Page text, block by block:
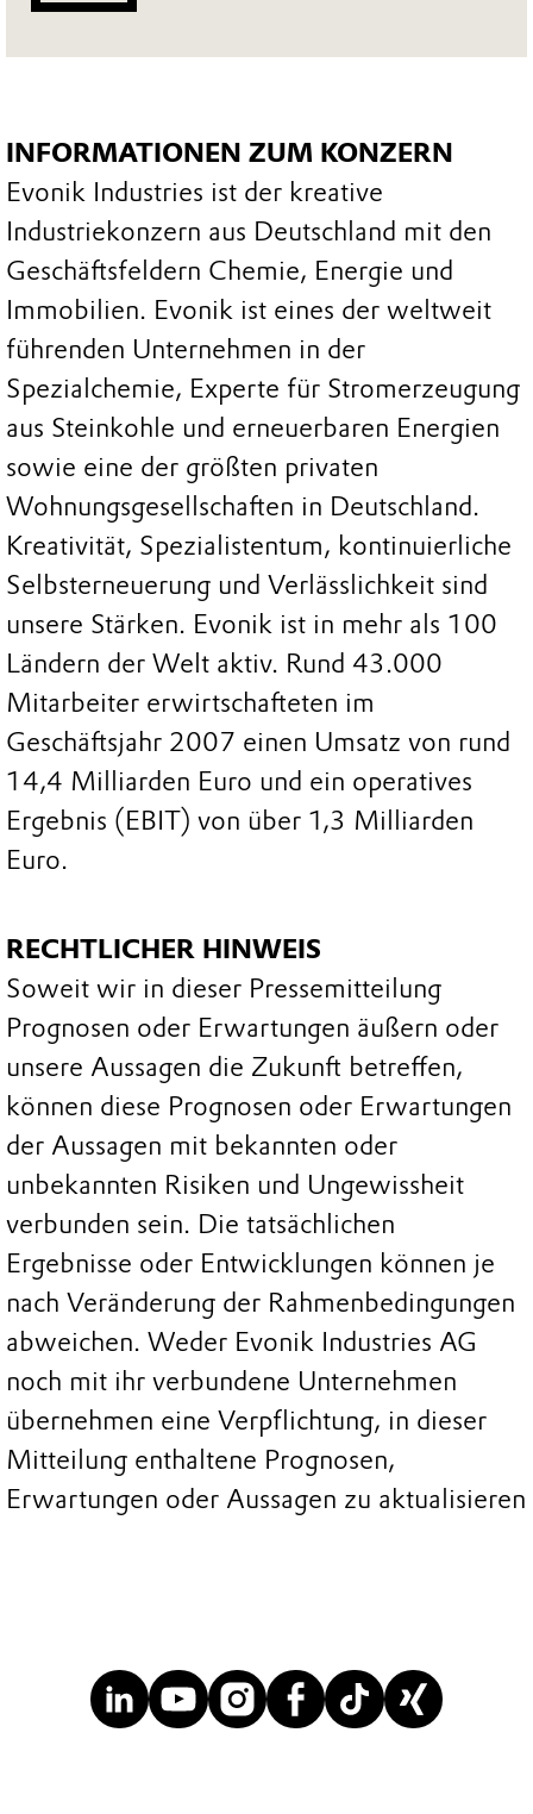
INFORMATIONEN ZUM KONZERN
Evonik Industries ist der kreative
Industriekonzern aus Deutschland mit den
Geschäftsfeldern Chemie, Energie und
Immobilien. Evonik ist eines der weltweit
führenden Unternehmen in der
Spezialchemie, Experte für Stromerzeugung
aus Steinkohle und erneuerbaren Energien
sowie eine der größten privaten
Wohnungsgesellschaften in Deutschland.
Kreativität, Spezialistentum, kontinuierliche
Selbsterneuerung und Verlässlichkeit sind
unsere Stärken. Evonik ist in mehr als 100
Ländern der Welt aktiv. Rund 43.000
Mitarbeiter erwirtschafteten im
Geschäftsjahr 2007 einen Umsatz von rund
14,4 Milliarden Euro und ein operatives
Ergebnis (EBIT) von über 1,3 Milliarden
Euro.
RECHTLICHER HINWEIS
Soweit wir in dieser Pressemitteilung
Prognosen oder Erwartungen äußern oder
unsere Aussagen die Zukunft betreffen,
können diese Prognosen oder Erwartungen
der Aussagen mit bekannten oder
unbekannten Risiken und Ungewissheit
verbunden sein. Die tatsächlichen
Ergebnisse oder Entwicklungen können je
nach Veränderung der Rahmenbedingungen
abweichen. Weder Evonik Industries AG
noch mit ihr verbundene Unternehmen
übernehmen eine Verpflichtung, in dieser
Mitteilung enthaltene Prognosen,
Erwartungen oder Aussagen zu aktualisieren